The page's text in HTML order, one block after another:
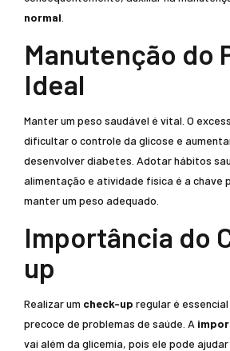
normal
Manutenção do
Ideal
Manter um peso saudável é vital. O
dificultar o controle da glicose e
desenvolver diabetes. Adotar hábitos
alimentação e atividade física é a chave
manter um peso adequado.
Importância do
up
Realizar um check-up regular é
precoce de problemas de saúde. A
vai além da glicemia, pois ele pode ajudar